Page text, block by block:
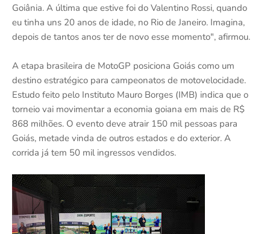
Goiânia. A última que estive foi do Valentino Rossi, quando
eu tinha uns 20 anos de idade, no Rio de Janeiro. Imagina,
depois de tantos anos ter de novo esse momento", afirmou.
A etapa brasileira de MotoGP posiciona Goiás como um
destino estratégico para campeonatos de motovelocidade.
Estudo feito pelo Instituto Mauro Borges (IMB) indica que o
torneio vai movimentar a economia goiana em mais de R$
868 milhões. O evento deve atrair 150 mil pessoas para
Goiás, metade vinda de outros estados e do exterior. A
corrida já tem 50 mil ingressos vendidos.